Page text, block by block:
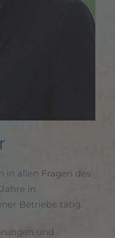
in allen Fragen des
in
Betriebe tätig.
und